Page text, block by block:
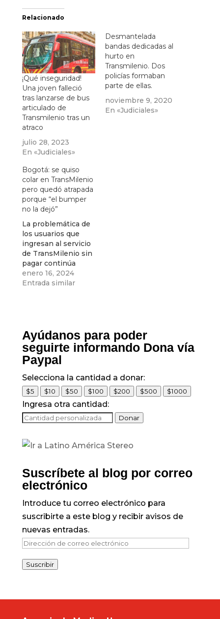
Relacionado
¡Qué inseguridad!
Una joven falleció
tras lanzarse de bus
articulado de
Transmilenio tras un
atraco
julio 28, 2023
En «Judiciales»
Desmantelada
bandas dedicadas al
hurto en
Transmilenio. Dos
policías formaban
parte de ellas.
noviembre 9, 2020
En «Judiciales»
Bogotá: se quiso
colar en TransMilenio
pero quedó atrapada
porque “el bumper
no la dejó”
La problemática de
los usuarios que
ingresan al servicio
de TransMilenio sin
pagar continúa
dando de qué
hablar. Ahora es una
enero 16, 2024
Entrada similar
Ayúdanos para poder
seguirte informando Dona vía
Paypal
Selecciona la cantidad a donar:
$5 $10 $50 $100 $200 $500 $1000
Ingresa otra cantidad:
Donar
Suscríbete al blog por correo
electrónico
Introduce tu correo electrónico para
suscribirte a este blog y recibir avisos de
nuevas entradas.
Dirección
correo
Suscribir